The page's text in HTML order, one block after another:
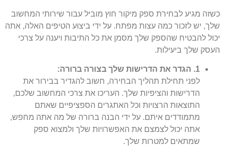
כשזה מגיע לבחירת ספק מיקור חוץ מוביל עבור שירותי המחשוב
שלך, יש לזכור כמה עצות מפתח. על ידי ביצוע הטיפים האלה, אתה
יכול להבטיח שהספק שלך מסמן את כל התיבות ויענה על צרכי
העסק שלך ביעילות.
1. הגדר את הדרישות שלך בצורה ברורה:
לפני תחילת תהליך הבחירה, חשוב להגדיר בבירור את
הדרישות והציפיות שלך. העריכו את צרכי המחשוב שלכם,
התוצאות הרצויות וכל האתגרים הספציפיים שאתם
מתמודדים איתם. על ידי הבנה ברורה של מה אתה מחפש,
אתה יכול לצמצם את האפשרויות שלך ולמצוא ספק
שמתאים למטרות שלך.